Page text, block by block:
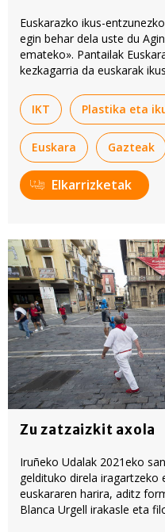
Euskarazko ikus-
egin behar dela uste du
emateko». Pantailak
kezkagarria da euskarak
IKT Plastika eta
Euskara Gazteak
Elkarrizketak
Zu zatzaizkit axola
Iruñeko Udalak 2021eko
geldituko direla iragartzeko
euskararen harira, aditz
Blanca Urgell irakasle eta